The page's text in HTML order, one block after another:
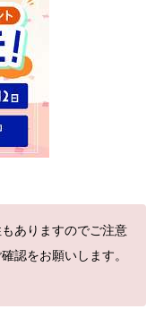
ありますのでご注意
認をお願いします。